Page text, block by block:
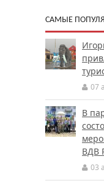
САМЫЕ
07
В
ВДВ
03